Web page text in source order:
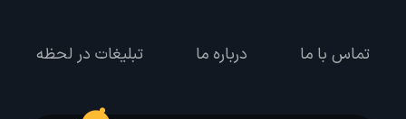
تماس با ما درباره ما تبلیغات در لحظه